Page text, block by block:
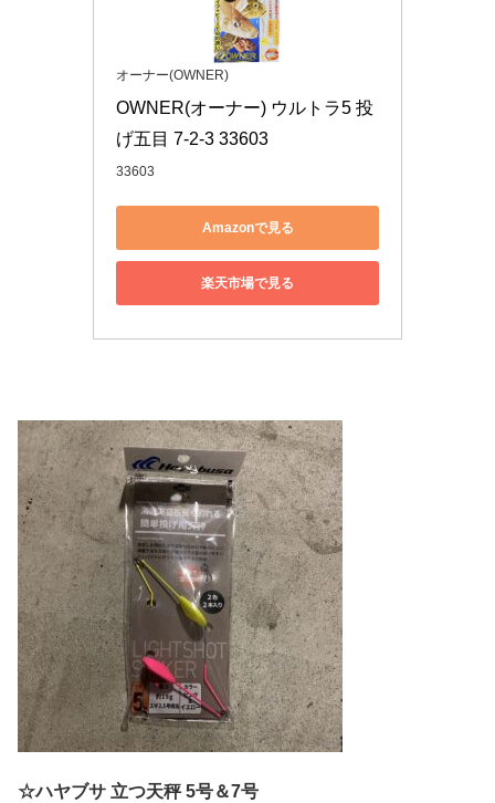
オーナー(OWNER)
OWNER(オーナー) ウルトラ5 投
げ五目 7-2-3 33603
33603
Amazonで見る
楽天市場で見る
☆ハヤブサ 立つ天秤 5号＆7号